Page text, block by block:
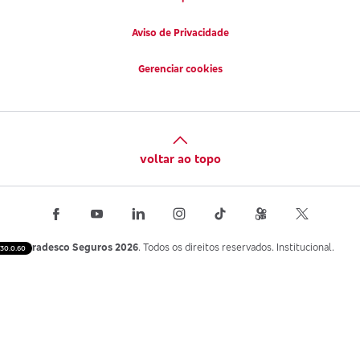
30.0.60
Aviso de Privacidade
Gerenciar cookies
voltar ao topo
Bradesco Seguros 2026. Todos os direitos reservados. Institucional.